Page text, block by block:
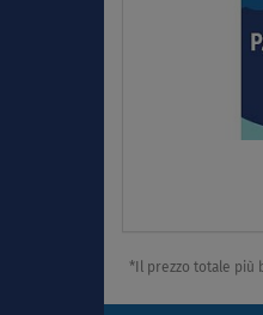
*Il prezzo totale più